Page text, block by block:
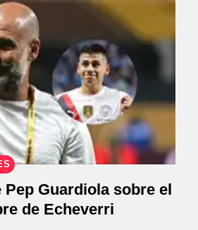
Pep Guardiola sobre el
de Echeverri